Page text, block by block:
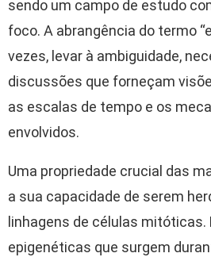
sendo um campo de estudo
foco. A abrangência do termo
vezes, levar à ambiguidade,
discussões que forneçam
as escalas de tempo e os
envolvidos.
Uma propriedade crucial das
a sua capacidade de serem
linhagens de células mitóticas.
epigenéticas que surgem